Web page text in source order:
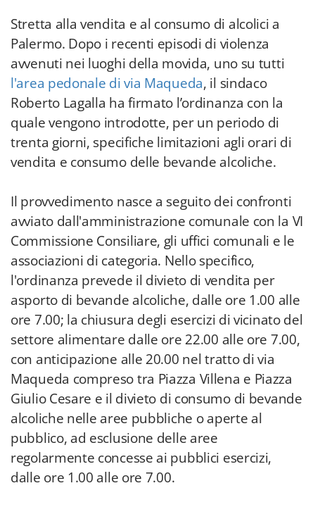
Stretta alla vendita e al consumo di alcolici a
Palermo. Dopo i recenti episodi di violenza
avvenuti nei luoghi della movida, uno su tutti
l'area pedonale di via Maqueda, il sindaco
Roberto Lagalla ha firmato l’ordinanza con la
quale vengono introdotte, per un periodo di
trenta giorni, specifiche limitazioni agli orari di
vendita e consumo delle bevande alcoliche.
Il provvedimento nasce a seguito dei confronti
avviato dall'amministrazione comunale con la VI
Commissione Consiliare, gli uffici comunali e le
associazioni di categoria. Nello specifico,
l'ordinanza prevede il divieto di vendita per
asporto di bevande alcoliche, dalle ore 1.00 alle
ore 7.00; la chiusura degli esercizi di vicinato del
settore alimentare dalle ore 22.00 alle ore 7.00,
con anticipazione alle 20.00 nel tratto di via
Maqueda compreso tra Piazza Villena e Piazza
Giulio Cesare e il divieto di consumo di bevande
alcoliche nelle aree pubbliche o aperte al
pubblico, ad esclusione delle aree
regolarmente concesse ai pubblici esercizi,
dalle ore 1.00 alle ore 7.00.